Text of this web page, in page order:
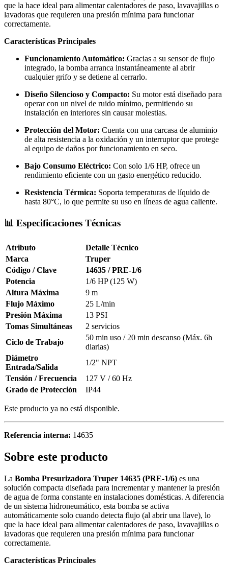
que la hace ideal para alimentar calentadores de paso, lavavajillas o
lavadoras que requieren una presión mínima para funcionar
correctamente.
Características Principales
Funcionamiento Automático: Gracias a su sensor de flujo
integrado, la bomba arranca instantáneamente al abrir
cualquier grifo y se detiene al cerrarlo.
Diseño Silencioso y Compacto: Su motor está diseñado para
operar con un nivel de ruido mínimo, permitiendo su
instalación en interiores sin causar molestias.
Protección del Motor: Cuenta con una carcasa de aluminio
de alta resistencia a la oxidación y un interruptor que protege
al equipo de daños por funcionamiento en seco.
Bajo Consumo Eléctrico: Con solo 1/6 HP, ofrece un
rendimiento eficiente con un gasto energético reducido.
Resistencia Térmica: Soporta temperaturas de líquido de
hasta 80°C, lo que permite su uso en líneas de agua caliente.
📊 Especificaciones Técnicas
Atributo
Detalle Técnico
Marca
Truper
Código / Clave
14635 / PRE-1/6
Potencia
1/6 HP (125 W)
Altura Máxima
9 m
Flujo Máximo
25 L/min
Presión Máxima
13 PSI
Tomas Simultáneas
2 servicios
Ciclo de Trabajo
50 min uso / 20 min descanso (Máx. 6h
diarias)
Diámetro
Entrada/Salida
1/2" NPT
Tensión / Frecuencia
127 V / 60 Hz
Grado de Protección
IP44
Este producto ya no está disponible.
Referencia interna: 14635
Sobre este producto
La Bomba Presurizadora Truper 14635 (PRE-1/6) es una
solución compacta diseñada para incrementar y mantener la presión
de agua de forma constante en instalaciones domésticas. A diferencia
de un sistema hidroneumático, esta bomba se activa
automáticamente solo cuando detecta flujo (al abrir una llave), lo
que la hace ideal para alimentar calentadores de paso, lavavajillas o
lavadoras que requieren una presión mínima para funcionar
correctamente.
Características Principales